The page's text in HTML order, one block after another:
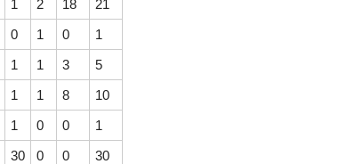
1 2 18
21
0 1 0
1
1 1 3
5
1 1 8
10
1 0 0
1
30 0 0
30